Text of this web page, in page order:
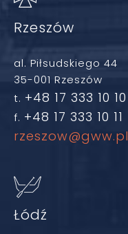
Rzeszów
al. Piłsudskiego 44
35-001 Rzeszów
t. +48 17 333 10 10
f. +48 17 333 10 11
rzeszow@gww.pl
Łódź